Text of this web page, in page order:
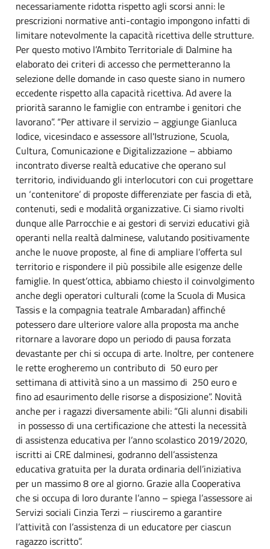
necessariamente ridotta rispetto agli scorsi anni: le
prescrizioni normative anti-contagio impongono infatti di
limitare notevolmente la capacità ricettiva delle strutture.
Per questo motivo l’Ambito Territoriale di Dalmine ha
elaborato dei criteri di accesso che permetteranno la
selezione delle domande in caso queste siano in numero
eccedente rispetto alla capacità ricettiva. Ad avere la
priorità saranno le famiglie con entrambe i genitori che
lavorano”. “Per attivare il servizio – aggiunge Gianluca
Iodice, vicesindaco e assessore all'Istruzione, Scuola,
Cultura, Comunicazione e Digitalizzazione – abbiamo
incontrato diverse realtà educative che operano sul
territorio, individuando gli interlocutori con cui progettare
un ‘contenitore’ di proposte differenziate per fascia di età,
contenuti, sedi e modalità organizzative. Ci siamo rivolti
dunque alle Parrocchie e ai gestori di servizi educativi già
operanti nella realtà dalminese, valutando positivamente
anche le nuove proposte, al fine di ampliare l’offerta sul
territorio e rispondere il più possibile alle esigenze delle
famiglie. In quest’ottica, abbiamo chiesto il coinvolgimento
anche degli operatori culturali (come la Scuola di Musica
Tassis e la compagnia teatrale Ambaradan) affinché
potessero dare ulteriore valore alla proposta ma anche
ritornare a lavorare dopo un periodo di pausa forzata
devastante per chi si occupa di arte. Inoltre, per contenere
le rette erogheremo un contributo di 50 euro per
settimana di attività sino a un massimo di 250 euro e
fino ad esaurimento delle risorse a disposizione”. Novità
anche per i ragazzi diversamente abili: “Gli alunni disabili
in possesso di una certificazione che attesti la necessità
di assistenza educativa per l’anno scolastico 2019/2020,
iscritti ai CRE dalminesi, godranno dell’assistenza
educativa gratuita per la durata ordinaria dell’iniziativa
per un massimo 8 ore al giorno. Grazie alla Cooperativa
che si occupa di loro durante l’anno – spiega l’assessore ai
Servizi sociali Cinzia Terzi – riusciremo a garantire
l’attività con l’assistenza di un educatore per ciascun
ragazzo iscritto”.